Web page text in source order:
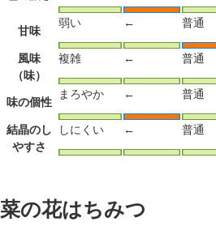
甘味
弱い ← 普通
風味
（味）
複雑 ← 普通
味の個性
まろやか ← 普通
結晶のし
やすさ
しにくい ← 普通
菜の花はちみつ